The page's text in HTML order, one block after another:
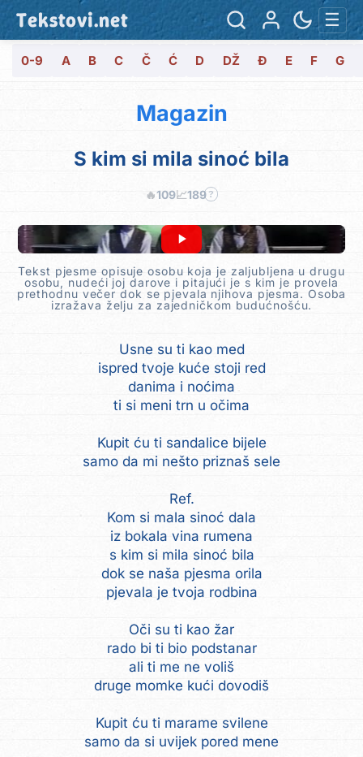
Tekstovi.net ☰
0-9 A B C Č Ć D DŽ Đ E F G
Magazin
S kim si mila sinoć bila
🔥109📈189 ?
Tekst pjesme opisuje osobu koja je zaljubljena u drugu
osobu, nudeći joj darove i pitajući je s kim je provela
prethodnu večer dok se pjevala njihova pjesma. Osoba
izražava želju za zajedničkom budućnošću.
Usne su ti kao med
ispred tvoje kuće stoji red
danima i noćima
ti si meni trn u očima
Kupit ću ti sandalice bijele
samo da mi nešto priznaš sele
Ref.
Kom si mala sinoć dala
iz bokala vina rumena
s kim si mila sinoć bila
dok se naša pjesma orila
pjevala je tvoja rodbina
Oči su ti kao žar
rado bi ti bio podstanar
ali ti me ne voliš
druge momke kući dovodiš
Kupit ću ti marame svilene
samo da si uvijek pored mene